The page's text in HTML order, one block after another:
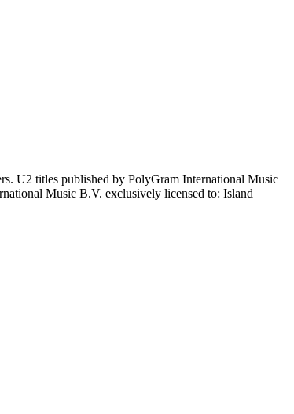
U2 titles published by PolyGram International Music
Music B.V. exclusively licensed to: Island